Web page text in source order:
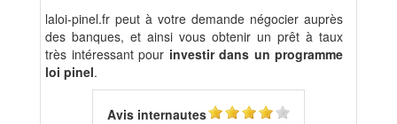
laloi-pinel.fr peut à votre demande négocier auprès
des banques, et ainsi vous obtenir un prêt à taux
très intéressant pour investir dans un programme
loi pinel.
Avis internautes